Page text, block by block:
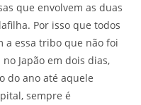
que envolvem as duas
Por isso que todos
a essa tribo que não foi
Japão em dois dias,
do ano até aquele
sempre é